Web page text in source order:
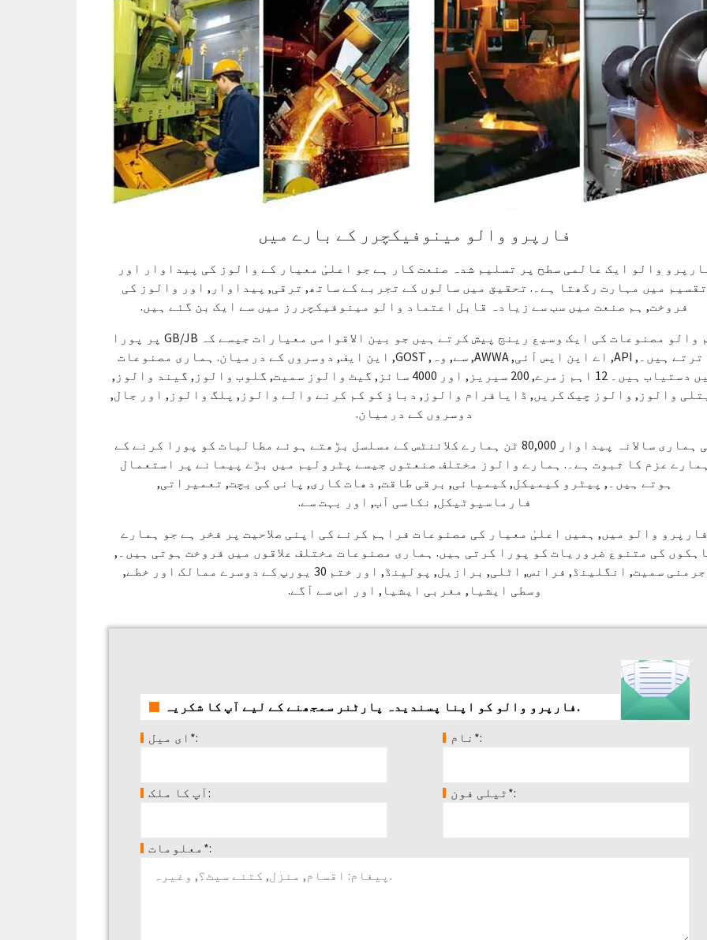
فارپرو والو مینوفیکچرر کے بارے میں
والو ایک عالمی سطح پر تسلیم شدہ صنعت کار ہے جو اعلیٰ معیار کے والوز کی پیداوار اور
میں مہارت رکھتا ہے۔. تحقیق میں سالوں کے تجربے کے ساتھ, ترقی, پیداوار, اور والوز کی
فروخت, ہم صنعت میں سب سے زیادہ قابل اعتماد والو مینوفیکچررز میں سے ایک بن گئے ہیں.
ہم والو مصنوعات کی ایک وسیع رینج پیش کرتے ہیں جو بین الاقوامی معیارات جیسے کہ GB/JB پر پورا
اترتے ہیں۔, API, اے این ایس آئی, AWWA, سے, وہ, GOST, این ایف, دوسروں کے درمیان. ہماری مصنوعات
میں دستیاب ہیں۔ 12 اہم زمرے, 200 سیریز, اور 4000 سائز, گیٹ والوز سمیت, گلوب والوز, گیند والوز,
والوز, والوز چیک کریں, ڈایافرام والوز, دباؤ کو کم کرنے والے والوز, پلگ والوز, اور جال,
دوسروں کے درمیان.
کی ہماری سالانہ پیداوار 80,000 ٹن ہمارے کلائنٹس کے مسلسل بڑھتے ہوئے مطالبات کو پورا کرنے کے
عزم کا ثبوت ہے۔. ہمارے والوز مختلف صنعتوں جیسے پٹرولیم میں بڑے پیمانے پر استعمال
ہوتے ہیں۔, پیٹرو کیمیکل, کیمیائی, برقی طاقت, دھات کاری, پانی کی بچت, تعمیراتی,
فارماسیوٹیکل, نکاسی آب, اور بہت سے.
والو میں, ہمیں اعلیٰ معیار کی مصنوعات فراہم کرنے کی اپنی صلاحیت پر فخر ہے جو ہمارے
کی متنوع ضروریات کو پورا کرتی ہیں. ہماری مصنوعات مختلف علاقوں میں فروخت ہوتی ہیں۔,
جرمنی سمیت, انگلینڈ, فرانس, اٹلی, برازیل, پولینڈ, اور ختم 30 یورپ کے دوسرے ممالک اور خطے,
وسطی ایشیا, مغربی ایشیا, اور اس سے آگے.
فارپرو والو کو اپنا پسندیدہ پارٹنر سمجھنے کے لیے آپ کا شکریہ.
ای میل*:
نام*:
آپ کا ملک: ٹیلی فون*:
معلومات*: